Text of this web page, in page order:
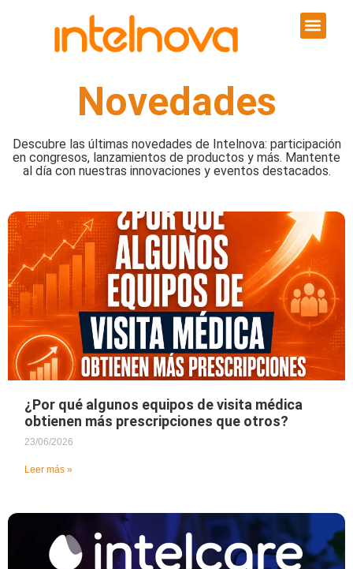
Novedades
Descubre las últimas novedades de Intelnova: participación
en congresos, lanzamientos de productos y más. Mantente
al día con nuestras innovaciones y eventos destacados.
¿Por qué algunos equipos de visita médica
obtienen más prescripciones que otros?
23/06/2026
Leer más »